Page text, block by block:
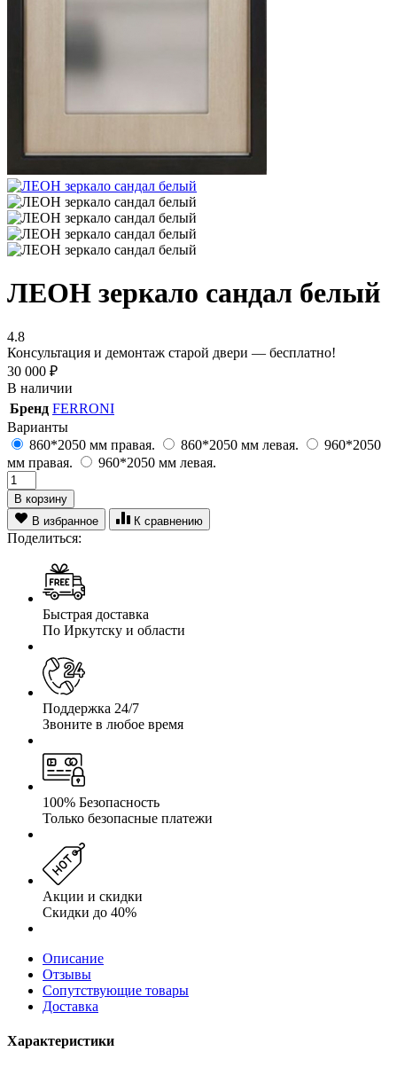
ЛЕОН зеркало сандал белый
4.8
Консультация и демонтаж старой двери — бесплатно!
30 000 ₽
В наличии
Бренд FERRONI
Варианты
860*2050 мм правая.
860*2050 мм левая.
960*2050
мм правая.
960*2050 мм левая.
В корзину
В избранное
К сравнению
Поделиться:
Быстрая доставка
По Иркутску и области
Поддержка 24/7
Звоните в любое время
100% Безопасность
Только безопасные платежи
Акции и скидки
Скидки до 40%
Описание
Отзывы
Сопутствующие товары
Доставка
Характеристики